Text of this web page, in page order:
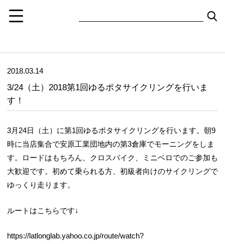
2018.03.14
3/24（土）2018第1回ゆるポタサイクリングを行いま
す！
3月24日（土）に第1回ゆるポタサイクリングを行います。朝9
時に当店集合で安原工業団地内の第3倉庫でモーニングをしま
す。ロードはもちろん、クロスバイク、ミニベロでのご参加も
大歓迎です。初めて乗られる方、初級者向けのサイクリングで
ゆっくり走ります。
ルートはこちらです↓
https://latlonglab.yahoo.co.jp/route/watch?